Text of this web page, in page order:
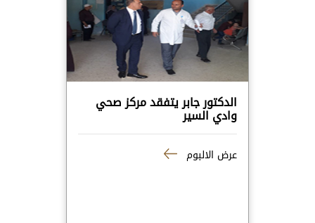
الدكتور جابر يتفقد مركز صحي
وادي السير
عرض الالبوم